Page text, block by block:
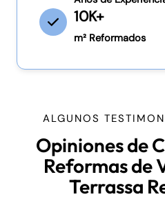
10K+
m² Reformados
ALGUNOS
Opiniones de
Reformas de
Terrassa